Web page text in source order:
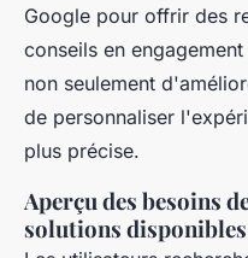
Google pour offrir des
conseils en
non seulement
de personnaliser
plus précise.
Aperçu des besoins
solutions disponibles